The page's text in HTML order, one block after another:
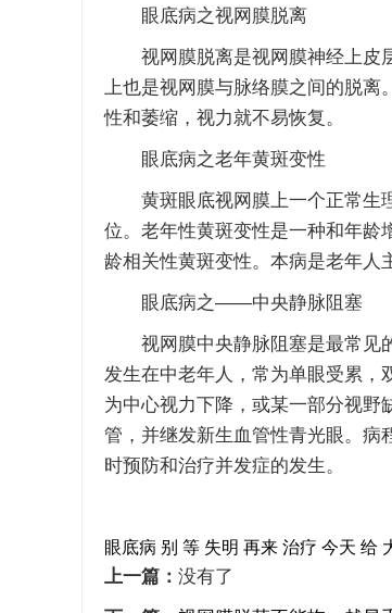
眼底病之视网膜脱离
视网膜脱离是视网膜神经上皮层
上也是视网膜与脉络膜之间的脱离
性和萎缩，视力就不易恢复。
眼底病之老年黄斑变性
黄斑眼底视网膜上一个正常生理
位。老年性黄斑变性是一种和年龄
龄相关性黄斑变性。本病是老年人
眼底病之——中央静脉阻塞
视网膜中央静脉阻塞是最常见的
发生在中老年人，常为单眼受累，
为中心视力下降，或某一部分视野
管，并继发新生血管性青光眼。病
时预防和治疗并发症的发生。
眼底病 别 等 失明 再来 治疗 今天 给
上一篇： 没有了